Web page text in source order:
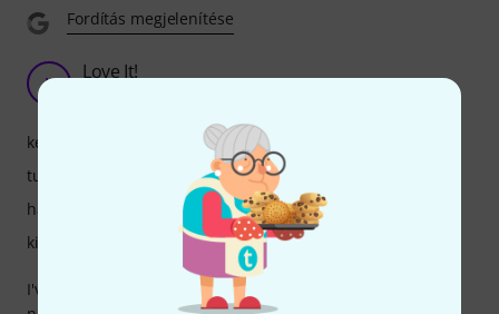
Fordítás megjelenítése
L Love It!
I've been using the Boss RC-505 MKII for a couple of weeks
kezelés
tulajdonsagok
hangzás
kivitelezés